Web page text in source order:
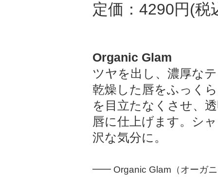
定価：4290円(税
Organic Glam
ツヤを出し、濃厚な
乾燥した唇をふっく
を目立たなくさせ、
唇に仕上げます。シ
沢な気分に。
━━ Organic Glam（オーガ